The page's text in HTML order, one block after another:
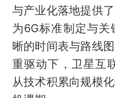
与产业化落地提供
为6G标准制定与
晰的时间表与路线
重驱动下，卫星互
从技术积累向规模